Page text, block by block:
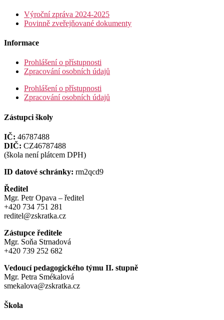
Výroční zpráva 2024-2025
Povinně zveřejňované dokumenty
Informace
Prohlášení o přístupnosti
Zpracování osobních údajů
Prohlášení o přístupnosti
Zpracování osobních údajů
Zástupci školy
IČ: 46787488
DIČ: CZ46787488
(škola není plátcem DPH)
ID datové schránky: rm2qcd9
Ředitel
Mgr. Petr Opava – ředitel
+420 734 751 281
reditel@zskratka.cz
Zástupce ředitele
Mgr. Soňa Strnadová
+420 739 252 682
Vedoucí pedagogického týmu II. stupně
Mgr. Petra Smékalová
smekalova@zskratka.cz
Škola